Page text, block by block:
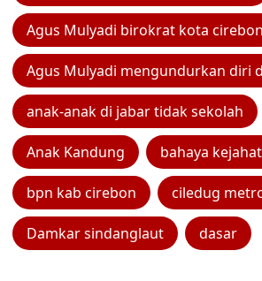
Agus Mulyadi birokrat kota cirebon
Agus Mulyadi mengundurkan diri
anak-anak di jabar tidak sekolah
Anak Kandung bahaya
bpn kab cirebon ciledug
Damkar sindanglaut dasar